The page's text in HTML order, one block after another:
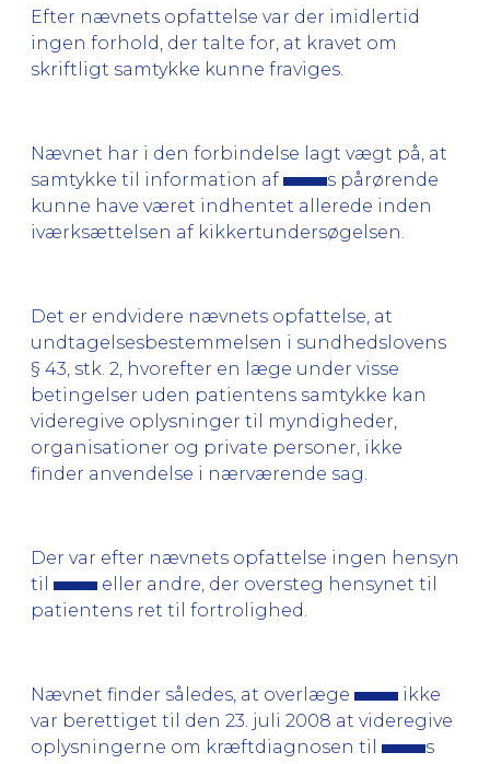
Efter nævnets opfattelse var der imidlertid
ingen forhold, der talte for, at kravet om
skriftligt samtykke kunne fraviges.
Nævnet har i den forbindelse lagt vægt på, at
samtykke til information af
s pårørende
kunne have været indhentet allerede inden
iværksættelsen af kikkertundersøgelsen.
Det er endvidere nævnets opfattelse, at
undtagelsesbestemmelsen i sundhedslovens
§ 43, stk. 2, hvorefter en læge under visse
betingelser uden patientens samtykke kan
videregive oplysninger til myndigheder,
organisationer og private personer, ikke
finder anvendelse i nærværende sag.
Der var efter nævnets opfattelse ingen hensyn
til
eller andre, der oversteg hensynet til
patientens ret til fortrolighed.
Nævnet finder således, at overlæge
ikke
var berettiget til den 23. juli 2008 at videregive
oplysningerne om kræftdiagnosen til
s